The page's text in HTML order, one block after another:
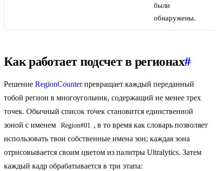
были
обнаружены.
Как работает подсчет в регионах#
Решение RegionCounterпревращает каждый переданный
тобой регион в многоугольник, содержащий не менее трех
точек. Обычный список точек становится единственной
зоной с именем
Region#01 , в то время как словарь позволяет
использовать твои собственные имена зон; каждая зона
отрисовывается своим цветом из палитры Ultralytics. Затем
каждый кадр обрабатывается в три этапа: